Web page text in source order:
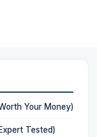
Your Money)
Tested)